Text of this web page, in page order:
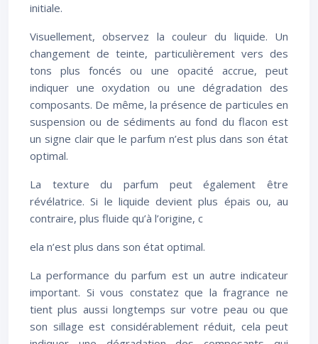
initiale.
Visuellement, observez la couleur du liquide. Un
changement de teinte, particulièrement vers des
tons plus foncés ou une opacité accrue, peut
indiquer une oxydation ou une dégradation des
composants. De même, la présence de particules en
suspension ou de sédiments au fond du flacon est
un signe clair que le parfum n’est plus dans son état
optimal.
La texture du parfum peut également être
révélatrice. Si le liquide devient plus épais ou, au
contraire, plus fluide qu’à l’origine, c
ela n’est plus dans son état optimal.
La performance du parfum est un autre indicateur
important. Si vous constatez que la fragrance ne
tient plus aussi longtemps sur votre peau ou que
son sillage est considérablement réduit, cela peut